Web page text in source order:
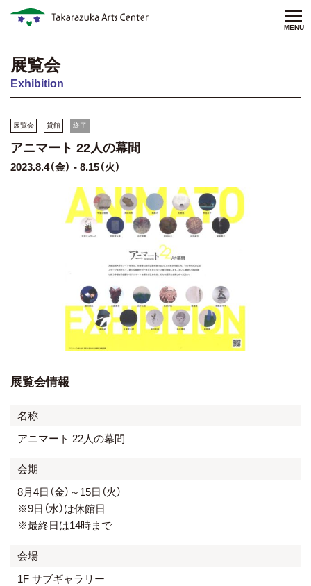
MENU
展覧会
Exhibition
展覧会 貸館 終了
アニマート 22人の幕間
2023.8.4（金） - 8.15（火）
展覧会情報
名称
アニマート 22人の幕間
会期
8月4日（金）～15日（火）
※9日（水）は休館日
※最終日は14時まで
会場
1F サブギャラリー